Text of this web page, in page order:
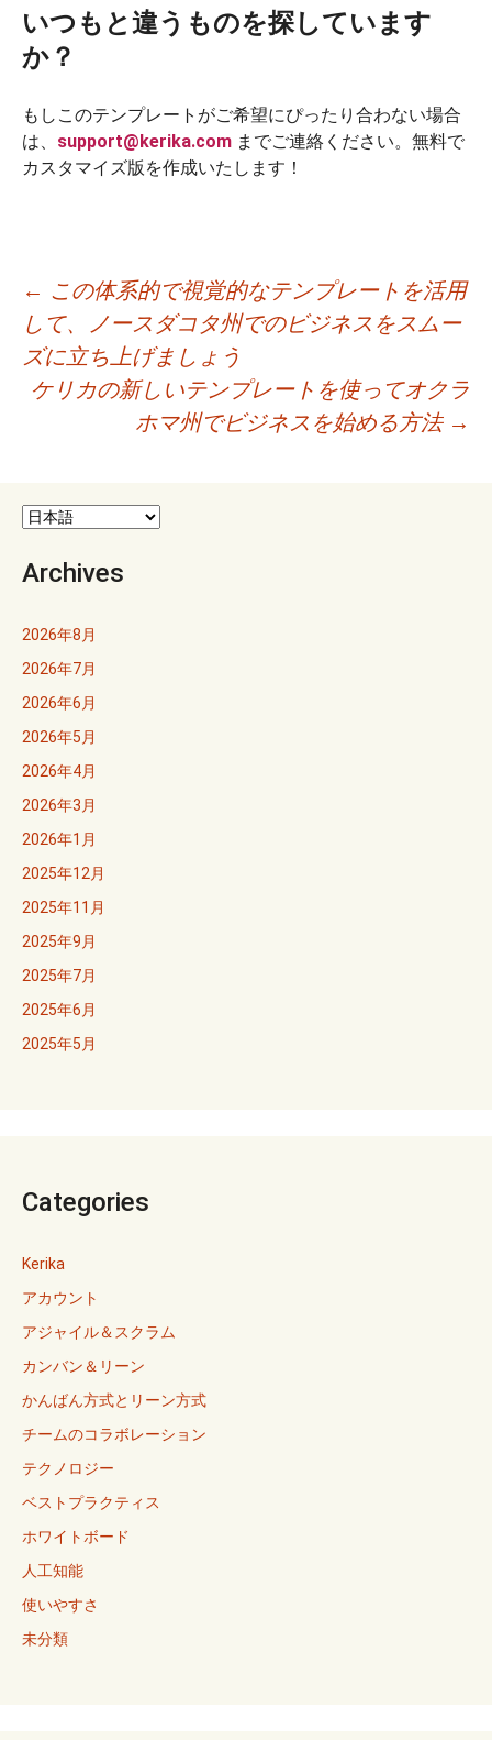
いつもと違うものを探しています
か？
もしこのテンプレートがご希望にぴったり合わない場合
は、 support@kerika.com までご連絡ください。無料で
カスタマイズ版を作成いたします！
投
稿
ナ
ー
シ
ン
← この体系的で視覚的なテンプレートを活用
して、ノースダコタ州でのビジネスをスムー
ズに立ち上げましょう
ケリカの新しいテンプレートを使ってオクラ
ホマ州でビジネスを始める方法 →
Archives
2026年8月
2026年7月
2026年6月
2026年5月
2026年4月
2026年3月
2026年1月
2025年12月
2025年11月
2025年9月
2025年7月
2025年6月
2025年5月
Categories
Kerika
アカウント
アジャイル＆スクラム
カンバン＆リーン
かんばん方式とリーン方式
チームのコラボレーション
テクノロジー
ベストプラクティス
ホワイトボード
人工知能
使いやすさ
未分類